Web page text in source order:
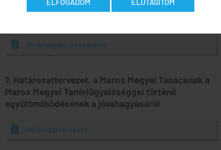
Határozattervezet
Jóváhagyási beszámoló
7. Határozattervezet, a Maros Megyei Tanácsnak a
Maros Megyei Tanfelügyelőséggel történő
együttműködésének a jóváhagyásáról
Határozattervezet